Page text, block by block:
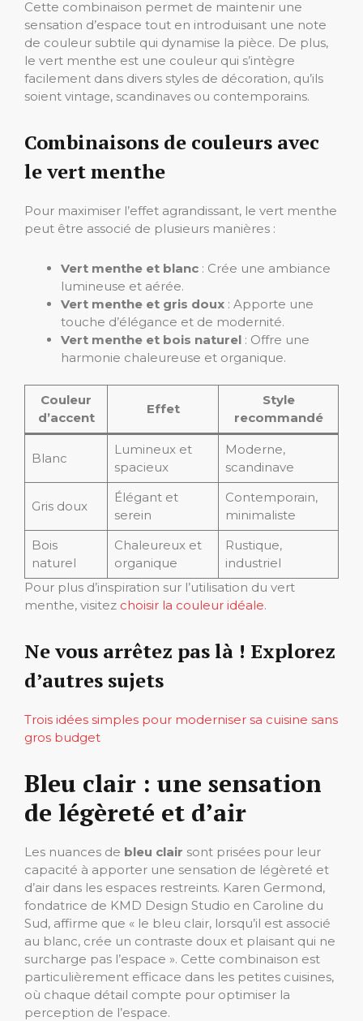
Cette combinaison permet de maintenir une
sensation d’espace tout en introduisant une note
de couleur subtile qui dynamise la pièce. De plus,
le vert menthe est une couleur qui s’intègre
facilement dans divers styles de décoration, qu’ils
soient vintage, scandinaves ou contemporains.
Combinaisons de couleurs avec
le vert menthe
Pour maximiser l’effet agrandissant, le vert menthe
peut être associé de plusieurs manières :
Vert menthe et blanc : Crée une ambiance
lumineuse et aérée.
Vert menthe et gris doux : Apporte une
touche d’élégance et de modernité.
Vert menthe et bois naturel : Offre une
harmonie chaleureuse et organique.
Couleur
d’accent
Effet
Style
recommandé
Blanc
Lumineux et
spacieux
Moderne,
scandinave
Gris doux
Élégant et
serein
Contemporain,
minimaliste
Bois
naturel
Chaleureux et
organique
Rustique,
industriel
Pour plus d’inspiration sur l’utilisation du vert
menthe, visitez choisir la couleur idéale.
Ne vous arrêtez pas là ! Explorez
d’autres sujets
Trois idées simples pour moderniser sa cuisine sans
gros budget
Bleu clair : une sensation
de légèreté et d’air
Les nuances de bleu clair sont prisées pour leur
capacité à apporter une sensation de légèreté et
d’air dans les espaces restreints. Karen Germond,
fondatrice de KMD Design Studio en Caroline du
Sud, affirme que « le bleu clair, lorsqu’il est associé
au blanc, crée un contraste doux et plaisant qui ne
surcharge pas l’espace ». Cette combinaison est
particulièrement efficace dans les petites cuisines,
où chaque détail compte pour optimiser la
perception de l’espace.